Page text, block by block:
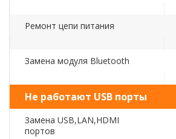
Ремонт цепи питания
Замена модуля Bluetooth
Не работают USB порты
Замена USB,LAN,HDMI
портов